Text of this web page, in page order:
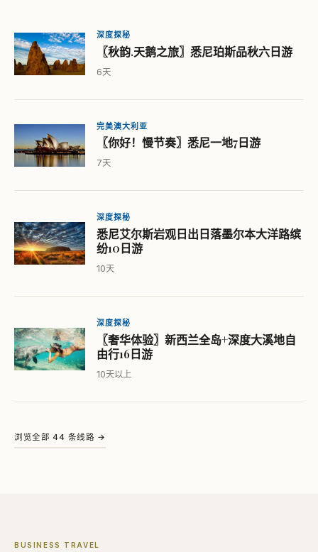
深度探秘
〖秋韵.天鹅之旅〗悉尼珀斯品秋六日游
6天
完美澳大利亚
〖你好！慢节奏〗悉尼一地7日游
7天
深度探秘
悉尼艾尔斯岩观日出日落墨尔本大洋路缤
纷10日游
10天
深度探秘
〖奢华体验〗新西兰全岛+深度大溪地自
由行16日游
10天以上
浏览全部 44 条线路 →
BUSINESS TRAVEL